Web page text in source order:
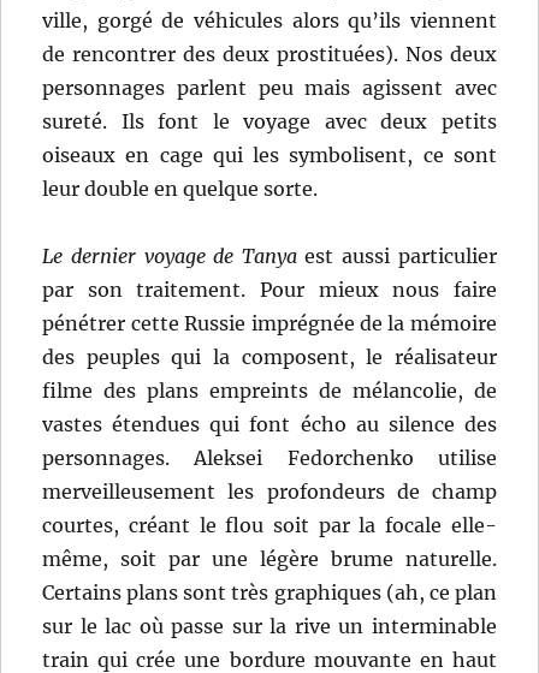
ville, gorgé de véhicules alors qu’ils viennent
de rencontrer des deux prostituées). Nos deux
personnages parlent peu mais agissent avec
sureté. Ils font le voyage avec deux petits
oiseaux en cage qui les symbolisent, ce sont
leur double en quelque sorte.
Le dernier voyage de Tanyaest aussi particulier
par son traitement. Pour mieux nous faire
pénétrer cette Russie imprégnée de la mémoire
des peuples qui la composent, le réalisateur
filme des plans empreints de mélancolie, de
vastes étendues qui font écho au silence des
personnages. Aleksei Fedorchenko utilise
merveilleusement les profondeurs de champ
courtes, créant le flou soit par la focale elle-
même, soit par une légère brume naturelle.
Certains plans sont très graphiques (ah, ce plan
sur le lac où passe sur la rive un interminable
train qui crée une bordure mouvante en haut